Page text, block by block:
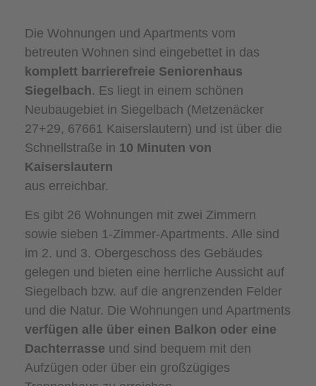
Die Wohnungen und Apartments vom
betreuten Wohnen sind eingebettet in das
komplett barrierefreie Seniorenhaus
Siegelbach. Es liegt in einem schönen
Neubaugebiet in Siegelbach (Metzenäcker
27+29, 67661 Kaiserslautern) und ist über die
Schnellstraße in 10 Minuten von
Kaiserslautern
aus erreichbar.
Es gibt 26 Wohnungen mit zwei Zimmern
sowie sieben 1-Zimmer-Apartments. Alle sind
im 2. und 3. Obergeschoss des Gebäudes
gelegen und bieten eine herrliche Aussicht auf
Siegelbach bzw. auf die angrenzenden Felder
und die Natur. Die Wohnungen und Apartments
verfügen alle über einen Balkon oder eine
Dachterrasse und sind bequem mit den
Aufzügen oder über ein großzügiges